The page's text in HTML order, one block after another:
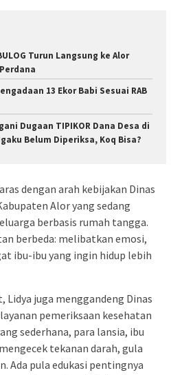
Turun Langsung ke Alor
13 Ekor Babi Sesuai RAB
Dugaan TIPIKOR Dana Desa di
Belum Diperiksa, Koq Bisa?
dengan arah kebijakan Dinas
Alor yang sedang
berbasis rumah tangga.
berbeda: melibatkan emosi,
ibu-ibu yang ingin hidup lebih
juga menggandeng Dinas
pemeriksaan kesehatan
sederhana, para lansia, ibu
tekanan darah, gula
Ada pula edukasi pentingnya